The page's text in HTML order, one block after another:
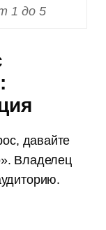
1 до 5
давайте
Владелец